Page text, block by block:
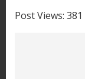
Post Views: 381